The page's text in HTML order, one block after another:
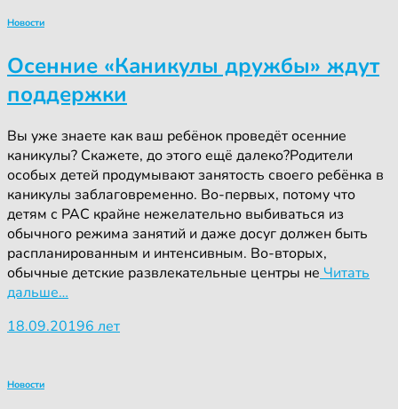
Новости
Осенние «Каникулы дружбы» ждут
поддержки
Вы уже знаете как ваш ребёнок проведёт осенние
каникулы? Скажете, до этого ещё далеко?Родители
особых детей продумывают занятость своего ребёнка в
каникулы заблаговременно. Во-первых, потому что
детям с РАС крайне нежелательно выбиваться из
обычного режима занятий и даже досуг должен быть
распланированным и интенсивным. Во-вторых,
обычные детские развлекательные центры не Читать
дальше…
18.09.20196 лет
Новости